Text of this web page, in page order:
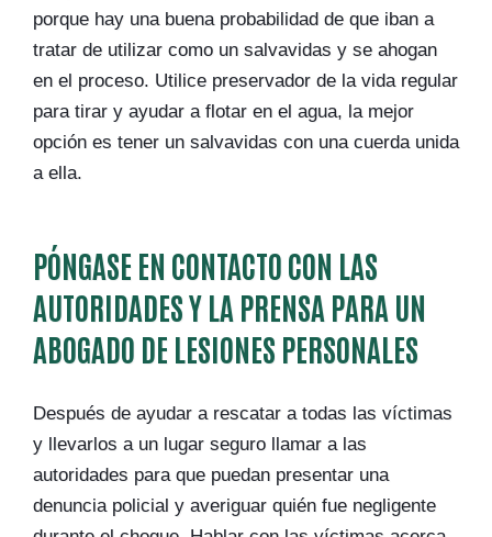
porque hay una buena probabilidad de que iban a
tratar de utilizar como un salvavidas y se ahogan
en el proceso. Utilice preservador de la vida regular
para tirar y ayudar a flotar en el agua, la mejor
opción es tener un salvavidas con una cuerda unida
a ella.
PÓNGASE EN CONTACTO CON LAS
AUTORIDADES Y LA PRENSA PARA UN
ABOGADO DE LESIONES PERSONALES
Después de ayudar a rescatar a todas las víctimas
y llevarlos a un lugar seguro llamar a las
autoridades para que puedan presentar una
denuncia policial y averiguar quién fue negligente